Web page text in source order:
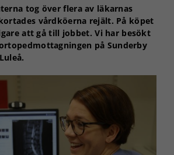
tog över flera av läkarnas
vårdköerna rejält. På köpet
att gå till jobbet. Vi har besökt
på Sunderby